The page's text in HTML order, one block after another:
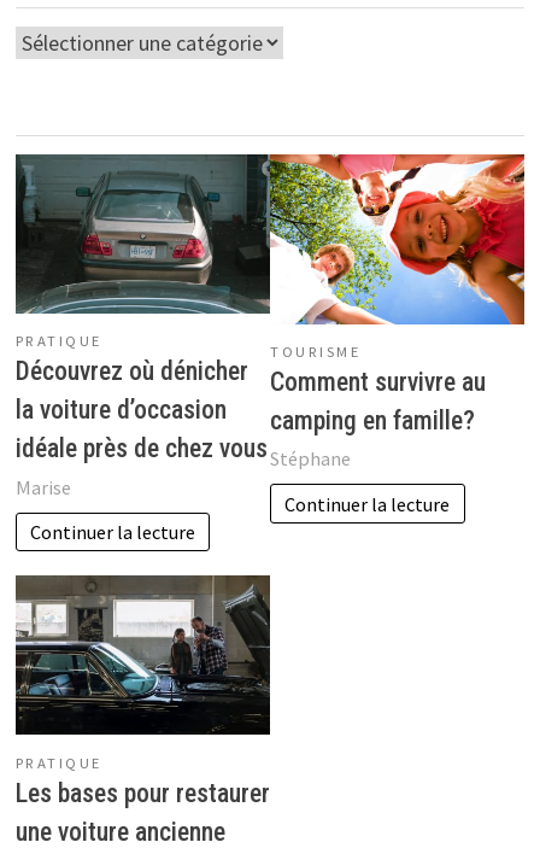
Catégories
PRATIQUE
Découvrez où dénicher
la voiture d’occasion
idéale près de chez vous
Marise
Continuer la lecture
TOURISME
Comment survivre au
camping en famille?
Stéphane
Continuer la lecture
PRATIQUE
Les bases pour restaurer
une voiture ancienne